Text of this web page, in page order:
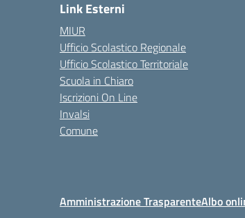
Link Esterni
MIUR
Ufficio Scolastico Regionale
Ufficio Scolastico Territoriale
Scuola in Chiaro
Iscrizioni On Line
Invalsi
Comune
Amministrazione TrasparenteAlbo